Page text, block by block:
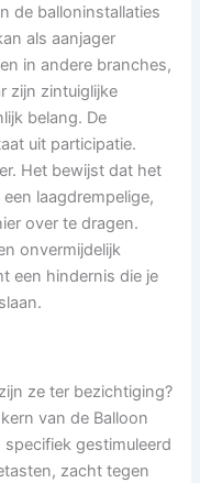
de balloninstallaties
als aanjager
in andere branches,
zijn zintuiglijke
belang. De
uit participatie.
Het bewijst dat het
laagdrempelige,
over te dragen.
onvermijdelijk
een hindernis die je
ze ter bezichtiging?
van de Balloon
gestimuleerd
zacht tegen